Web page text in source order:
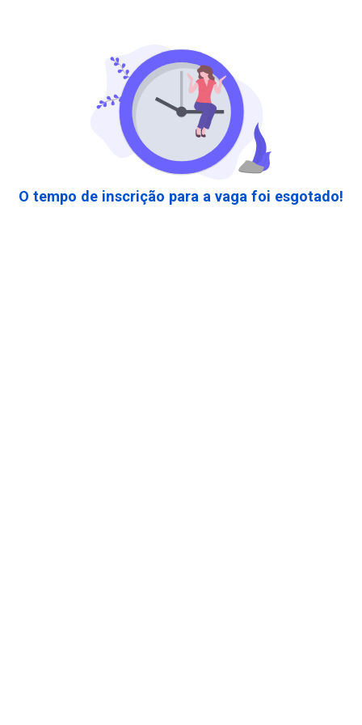
O tempo de inscrição para a vaga foi esgotado!